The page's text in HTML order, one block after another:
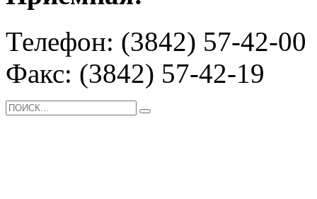
Телефон: (3842) 57-42-00
Факс: (3842) 57-42-19